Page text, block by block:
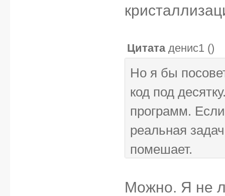
Цитата денис1 ()
Но я бы
код под
программ.
реальная
помешает.
Можно. Я не